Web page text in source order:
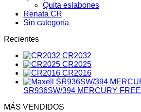
Quita eslabones
Renata CR
Sin categoría
Recientes
CR2032
CR2025
CR2016
SR936SW/394 MERCURY FREE
MÁS VENDIDOS